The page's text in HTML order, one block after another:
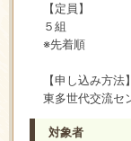
【定員】
５組
※先着順
【申し込み方法】
東多世代交流セ
対象者